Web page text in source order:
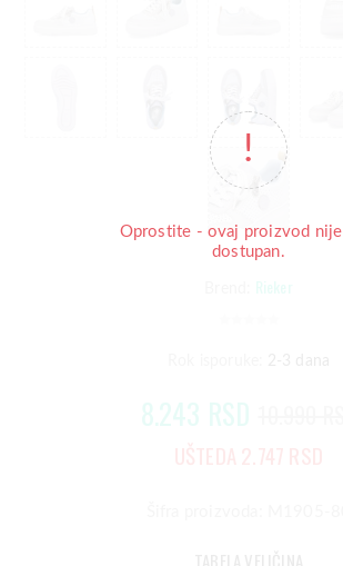
Oprostite - ovaj proizvod
dostupan.